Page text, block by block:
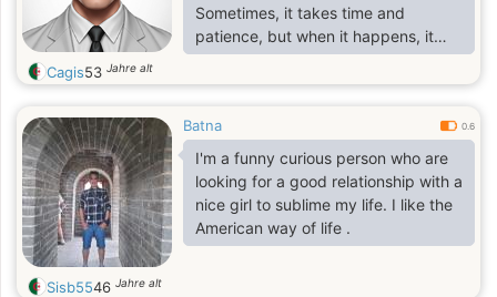
Sometimes, it takes time and
patience, but when it happens, it
feels like coming home.
Cagis53 Jahre alt
Batna 0.6
I'm a funny curious person who are
looking for a good relationship with a
nice girl to sublime my life. I like the
American way of life .
Sisb5546 Jahre alt